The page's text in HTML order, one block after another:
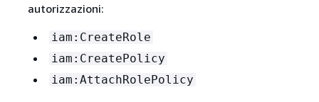
autorizzazioni:
iam:CreateRole
iam:CreatePolicy
iam:AttachRolePolicy